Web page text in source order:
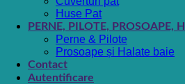
Huse Pat
PERNE, PILOTE, PROSOAPE,
Perne & Pilote
Prosoape și Halate baie
Contact
Autentificare